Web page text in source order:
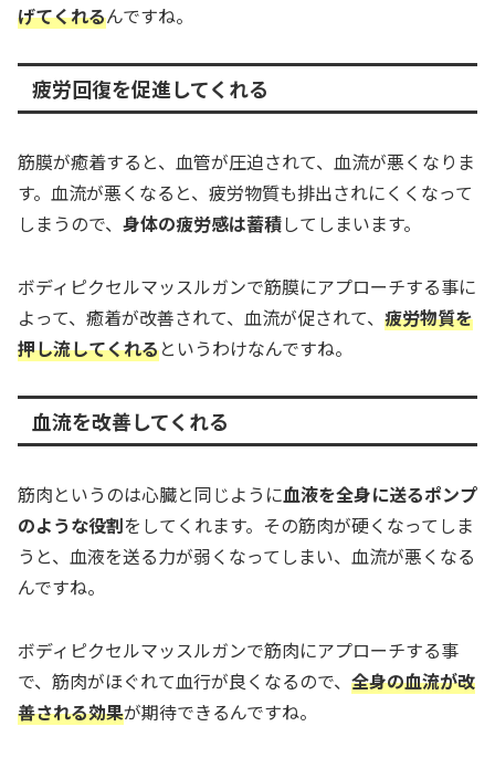
げてくれるんですね。
疲労回復を促進してくれる
筋膜が癒着すると、血管が圧迫されて、血流が悪くなりま
す。血流が悪くなると、疲労物質も排出されにくくなって
しまうので、 身体の疲労感は蓄積してしまいます。
ボディピクセルマッスルガンで筋膜にアプローチする事に
よって、癒着が改善されて、血流が促されて、 疲労物質を
押し流してくれるというわけなんですね。
血流を改善してくれる
筋肉というのは心臓と同じように血液を全身に送るポンプ
のような役割をしてくれます。その筋肉が硬くなってしま
うと、血液を送る力が弱くなってしまい、血流が悪くなる
んですね。
ボディピクセルマッスルガンで筋肉にアプローチする事
で、筋肉がほぐれて血行が良くなるので、 全身の血流が改
善される効果が期待できるんですね。